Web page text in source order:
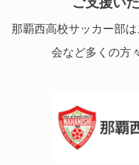
那覇西高校サッカー部
会など多くの方